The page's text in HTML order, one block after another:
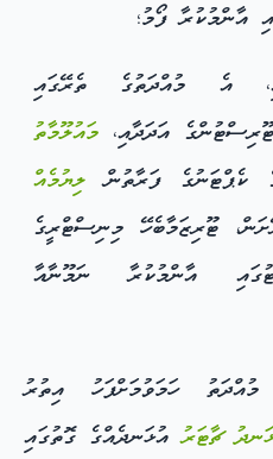
އާންމުކުރާ ފޯމު؛
އެ މުއްދަތުގެ ތެރޭގައި
އަދަދާއި، މައުލޫމާތު
ކެޕްޓަނުގެ ފަރާތުން ލިޔުމެއް
ޓޫރިޒަމާބެހޭ މިނިސްޓްރީގެ
އާންމުކުރާ ނަމޫނާއާ
ހަމަވުމަށްފަހު އިތުރު
ޗާޓަރުއުޅަނދެއްގެ ގޮތުގައި